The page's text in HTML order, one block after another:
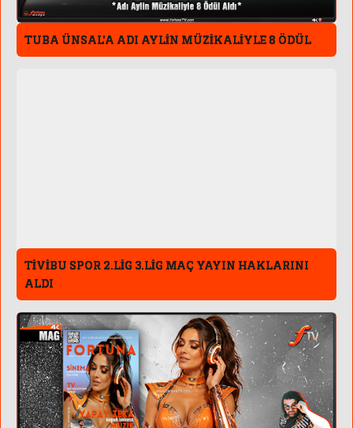
TUBA ÜNSAL'A ADI AYLİN MÜZİKALİYLE 8 ÖDÜL
TİVİBU SPOR 2.LİG 3.LİG MAÇ YAYIN HAKLARINI
ALDI